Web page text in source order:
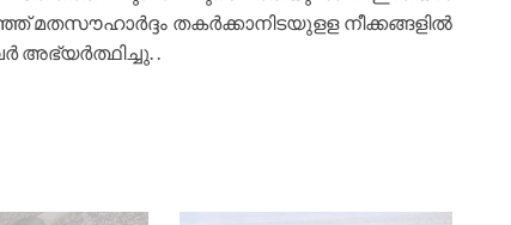
മതസൗഹാര്‍ദ്ദം തകര്‍ക്കാനിടയുളള നീക്കങ്ങളില്‍
അഭ്യര്‍ത്ഥിച്ചു. .